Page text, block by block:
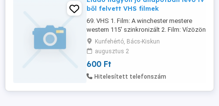
ből felvett VHS filmek
69. VHS 1. Film: A winchester mestere
western 115' szinkronizált 2. Film: Vízözön
akció 89' szinkronizált 3.. Film: Drágán
add a halálod! 1 akció 92' szinkronizált 70.
VHS 1. Film: Zsarujátszma akció 88'
szinkronizált 2. Film: Irány Colorado!
vígjáték 106' szinkronizált 71. VHS 1. Film:
Kunfehértó, Bács-Kiskun
augusztus 2
600 Ft
Hitelesített telefonszám